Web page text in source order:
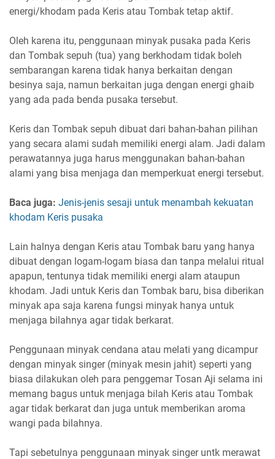
energi/khodam pada Keris atau Tombak tetap aktif.
Oleh karena itu, penggunaan minyak pusaka pada Keris
dan Tombak sepuh (tua) yang berkhodam tidak boleh
sembarangan karena tidak hanya berkaitan dengan
besinya saja, namun berkaitan juga dengan energi ghaib
yang ada pada benda pusaka tersebut.
Keris dan Tombak sepuh dibuat dari bahan-bahan pilihan
yang secara alami sudah memiliki energi alam. Jadi dalam
perawatannya juga harus menggunakan bahan-bahan
alami yang bisa menjaga dan memperkuat energi tersebut.
Baca juga: Jenis-jenis sesaji untuk menambah kekuatan
khodam Keris pusaka
Lain halnya dengan Keris atau Tombak baru yang hanya
dibuat dengan logam-logam biasa dan tanpa melalui ritual
apapun, tentunya tidak memiliki energi alam ataupun
khodam. Jadi untuk Keris dan Tombak baru, bisa diberikan
minyak apa saja karena fungsi minyak hanya untuk
menjaga bilahnya agar tidak berkarat.
Penggunaan minyak cendana atau melati yang dicampur
dengan minyak singer (minyak mesin jahit) seperti yang
biasa dilakukan oleh para penggemar Tosan Aji selama ini
memang bagus untuk menjaga bilah Keris atau Tombak
agar tidak berkarat dan juga untuk memberikan aroma
wangi pada bilahnya.
Tapi sebetulnya penggunaan minyak singer untk merawat